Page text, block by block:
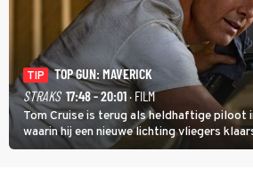
TIP
TOP GUN: MAVERICK
STRAKS 17:48 - 20:01· FILM
Tom Cruise is terug als heldhaftige piloot
waarin hij een nieuwe lichting vliegers
werk.